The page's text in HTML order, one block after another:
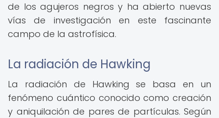
de los agujeros negros y ha abierto nuevas
vías de investigación en este fascinante
campo de la astrofísica.
La radiación de Hawking
La radiación de Hawking se basa en un
fenómeno cuántico conocido como creación
y aniquilación de pares de partículas. Según